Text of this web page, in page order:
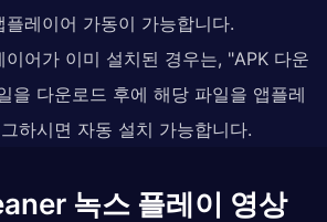
플레이어 가동이 가능합니다.
어가 이미 설치된 경우는, "APK 다운
을 다운로드 후에 해당 파일을 앱플레
하시면 자동 설치 가능합니다.
녹스 플레이 영상